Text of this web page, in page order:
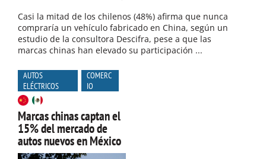
Casi la mitad de los chilenos (48%) afirma que nunca
compraría un vehículo fabricado en China, según un
estudio de la consultora Descifra, pese a que las
marcas chinas han elevado su participación ...
AUTOS
ELÉCTRICOS
COMERC
IO
Marcas chinas captan el
15% del mercado de
autos nuevos en México